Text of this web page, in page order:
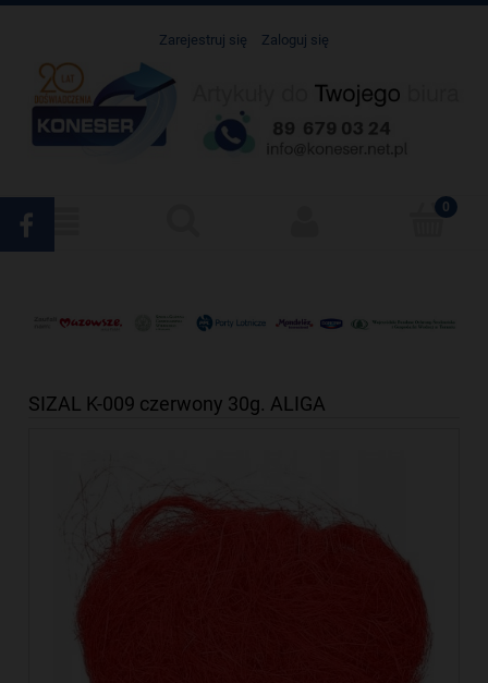
Zarejestruj się Zaloguj się
SIZAL K-009 czerwony 30g. ALIGA